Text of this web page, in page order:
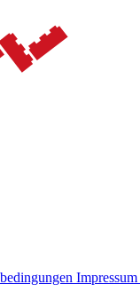
Impressum